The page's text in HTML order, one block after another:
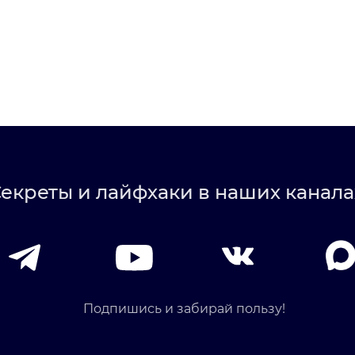
и лайфхаки в наших
Подпишись и забирай пользу!